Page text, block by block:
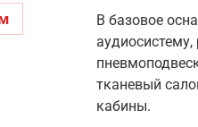
В базовое
тканевый
кабины.